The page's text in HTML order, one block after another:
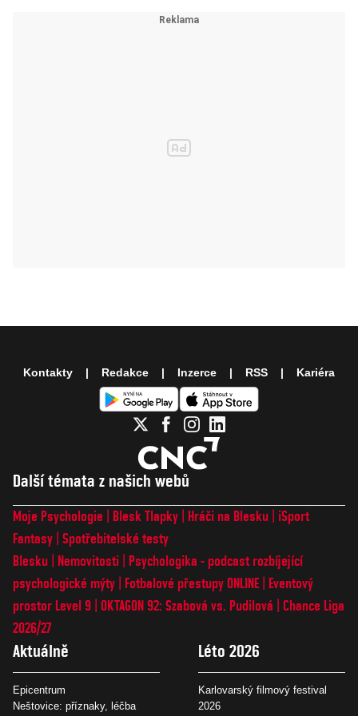
Další témata z našich webů
Moje Psychologie Blesk Tlapky Hráči na Blesku
iSport
Fantasy Spotřebitelské testy
Blesku
Nemovitosti
Psychologika - podcast rozbíjející
psychologické mýty
Fotbalové přestupy ONLINE
Eventový
prostor Level 9 OKTAGON 92: Szabová vs. Pudilová
Chance Liga
2026/27
Aktuálně
Epicentrum
Neštovice: příznaky, léčba
Léto 2026
Karlovarský filmový festival
2026
Kontakty Redakce Inzerce RSS Kariéra